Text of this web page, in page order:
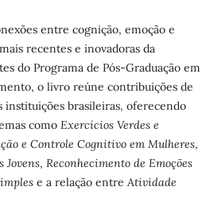
entre cognição, emoção e
recentes e inovadoras da
do Programa de Pós-Graduação em
o livro reúne contribuições de
instituições brasileiras, oferecendo
como Exercícios Verdes e
e Controle Cognitivo em Mulheres,
Jovens, Reconhecimento de Emoções
e a relação entre Atividade